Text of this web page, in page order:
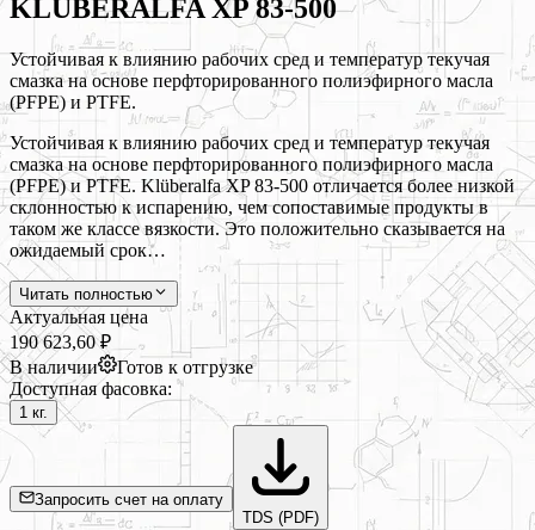
KLÜBERALFA XP 83-500
Устойчивая к влиянию рабочих сред и температур текучая
смазка на основе перфторированного полиэфирного масла
(PFPE) и PTFE.
Устойчивая к влиянию рабочих сред и температур текучая
смазка на основе перфторированного полиэфирного масла
(PFPE) и PTFE. Klüberalfa XP 83-500 отличается более низкой
склонностью к испарению, чем сопоставимые продукты в
таком же классе вязкости. Это положительно сказывается на
ожидаемый срок…
Читать полностью
Актуальная цена
190 623,60 ₽
В наличии
Готов к отгрузке
Доступная фасовка:
1 кг.
Запросить счет на оплату
TDS (PDF)